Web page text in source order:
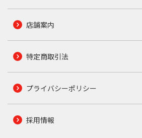
店舗案内
特定商取引法
プライバシーポリシー
採用情報